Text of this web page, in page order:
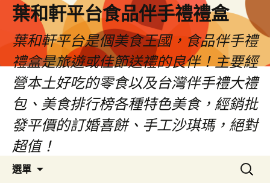
葉和軒平台食品伴手禮禮盒
葉和軒平台是個美食王國，食品伴手禮
禮盒是旅遊或佳節送禮的良伴！主要經
營本土好吃的零食以及台灣伴手禮大禮
包、美食排行榜各種特色美食，經銷批
發平價的訂婚喜餅、手工沙琪瑪，絕對
超值！
選單
搜
尋